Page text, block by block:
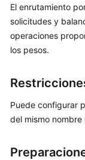
de
región
El enrutamiento
solicitudes y
operaciones
los pesos.
Puede configurar
del mismo